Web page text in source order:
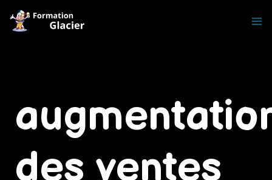
content
des ventes